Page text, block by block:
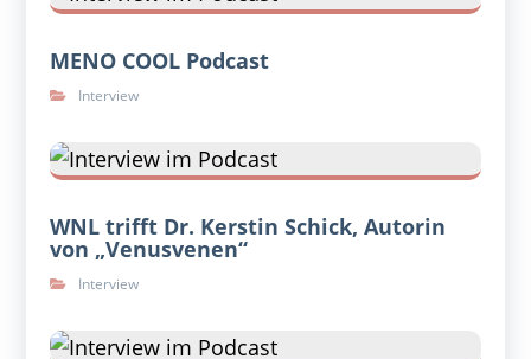
MENO COOL Podcast
Interview
WNL trifft Dr. Kerstin Schick, Autorin
von „Venusvenen“
Interview